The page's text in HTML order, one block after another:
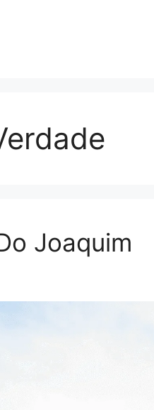
Joaquim